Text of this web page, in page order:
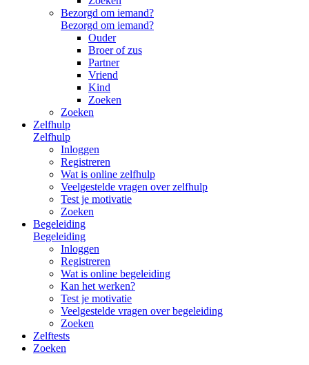
Bezorgd om iemand?
Bezorgd om iemand?
Ouder
Broer of zus
Partner
Vriend
Kind
Zoeken
Zoeken
Zelfhulp
Zelfhulp
Inloggen
Registreren
Wat is online zelfhulp
Veelgestelde vragen over zelfhulp
Test je motivatie
Zoeken
Begeleiding
Begeleiding
Inloggen
Registreren
Wat is online begeleiding
Kan het werken?
Test je motivatie
Veelgestelde vragen over begeleiding
Zoeken
Zelftests
Zoeken